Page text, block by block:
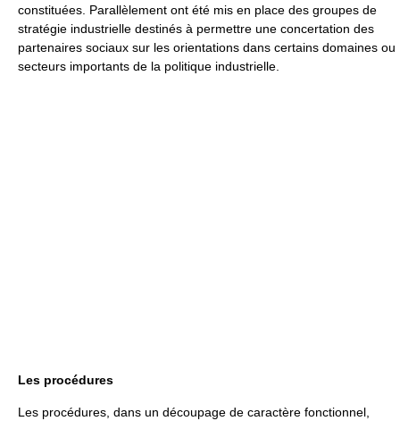
constituées. Parallèlement ont été mis en place des groupes de
stratégie industrielle destinés à permettre une concertation des
partenaires sociaux sur les orientations dans certains domaines ou
secteurs importants de la politique industrielle.
Les procédures
Les procédures, dans un découpage de caractère fonctionnel,